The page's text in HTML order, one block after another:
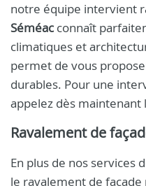
notre équipe intervient
Séméac connaît
climatiques et
permet de vous
durables. Pour une
appelez dès maintenant
Ravalement de
En plus de nos services
le ravalement de